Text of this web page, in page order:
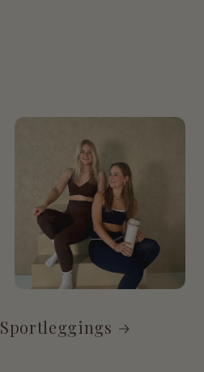
Sportleggings